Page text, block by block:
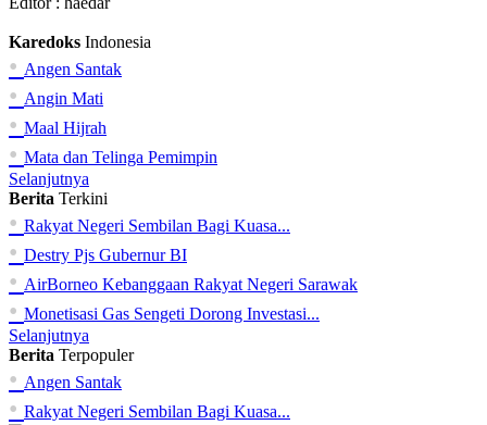
Karedoks Indonesia
• Angen Santak
• Angin Mati
• Maal Hijrah
• Mata dan Telinga Pemimpin
Selanjutnya
Berita Terkini
• Rakyat Negeri Sembilan Bagi Kuasa...
• Destry Pjs Gubernur BI
• AirBorneo Kebanggaan Rakyat Negeri Sarawak
• Monetisasi Gas Sengeti Dorong Investasi...
Selanjutnya
Berita Terpopuler
• Angen Santak
• Rakyat Negeri Sembilan Bagi Kuasa...